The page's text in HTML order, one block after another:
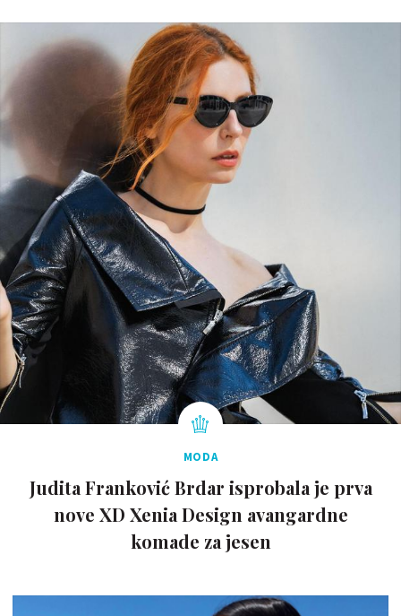
MODA
Judita Franković Brdar isprobala je prva
nove XD Xenia Design avangardne
komade za jesen